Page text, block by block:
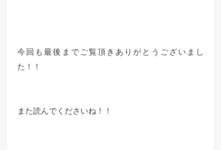
今回も最後までご覧頂きありがとうございまし
た！！
また読んでくださいね！！